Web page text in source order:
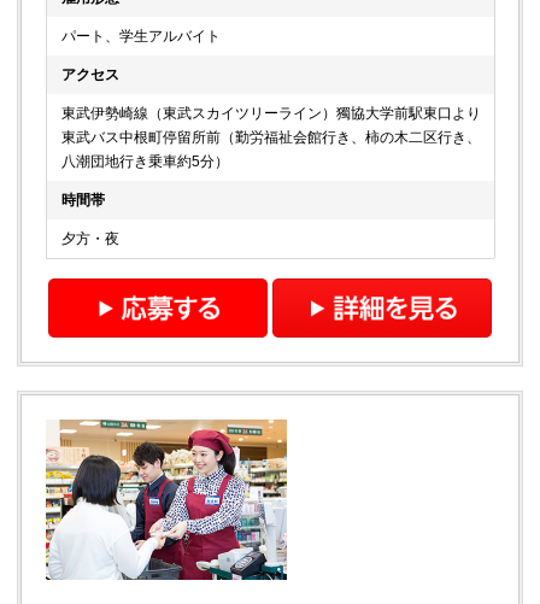
パート、学生アルバイト
アクセス
東武伊勢崎線（東武スカイツリーライン）獨協大学前駅東口より
東武バス中根町停留所前（勤労福祉会館行き、柿の木二区行き、
八潮団地行き乗車約5分）
時間帯
夕方・夜